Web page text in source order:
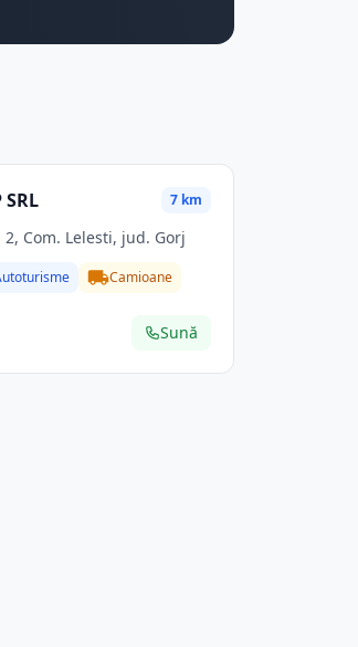
SRL 7 km
2, Com. Lelesti, jud. Gorj
Camioane
Sună